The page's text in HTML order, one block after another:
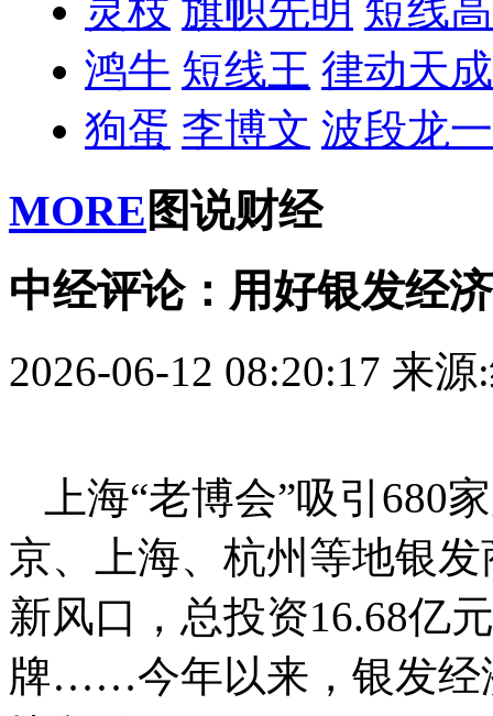
灵枝 旗帜先明 短线
鸿牛 短线王 律动天成
狗蛋 李博文 波段龙一
MORE 图说财经
中经评论：用好银发经
2026-06-12 08:20:17 来源
上海“老博会”吸引680
京、上海、杭州等地银
新风口，总投资16.68亿
牌……今年以来，银发经